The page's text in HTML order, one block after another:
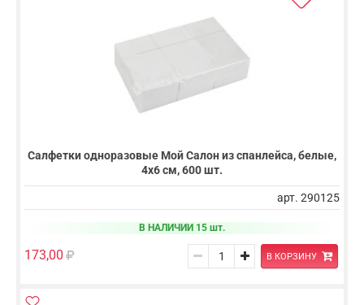
Салфетки одноразовые Мой Салон из спанлейса, белые,
4х6 см, 600 шт.
арт. 290125
В НАЛИЧИИ 15 шт.
173,00 В КОРЗИНУ